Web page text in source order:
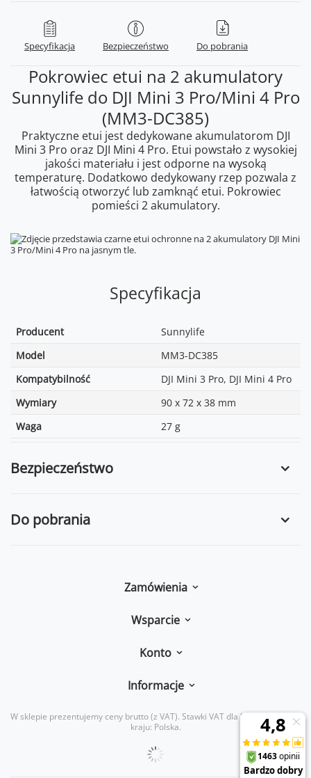
Specyfikacja Bezpieczeństwo Do pobrania
Pokrowiec etui na 2 akumulatory
Sunnylife do DJI Mini 3 Pro/Mini 4 Pro
(MM3-DC385)
Praktyczne etui jest dedykowane akumulatorom DJI
Mini 3 Pro oraz DJI Mini 4 Pro. Etui powstało z wysokiej
jakości materiału i jest odporne na wysoką
temperaturę. Dodatkowo dedykowany rzep pozwala z
łatwością otworzyć lub zamknąć etui. Pokrowiec
pomieści 2 akumulatory.
Specyfikacja
Producent
Sunnylife
Model
MM3-DC385
Kompatybilność
DJI Mini 3 Pro, DJI Mini 4 Pro
Wymiary
90 x 72 x 38 mm
Waga
27 g
Bezpieczeństwo
Do pobrania
Zamówienia
Wsparcie
Konto
Informacje
W sklepie prezentujemy ceny brutto (z VAT). Stawki VAT dla konsumentów z
kraju: Polska.